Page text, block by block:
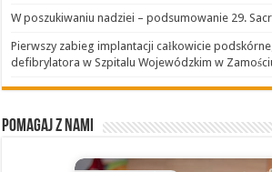
W poszukiwaniu nadziei – podsumowanie 29.
Pierwszy zabieg implantacji całkowicie
defibrylatora w Szpitalu Wojewódzkim w
Pomagaj z nami